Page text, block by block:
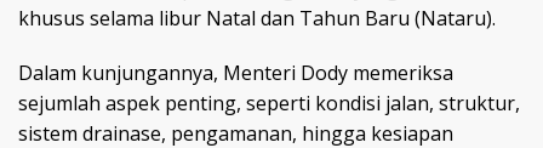
khusus selama libur Natal dan Tahun Baru (Nataru).
Dalam kunjungannya, Menteri Dody memeriksa
sejumlah aspek penting, seperti kondisi jalan, struktur,
sistem drainase, pengamanan, hingga kesiapan